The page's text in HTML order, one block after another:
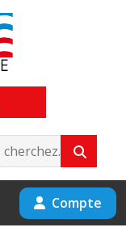
Compte